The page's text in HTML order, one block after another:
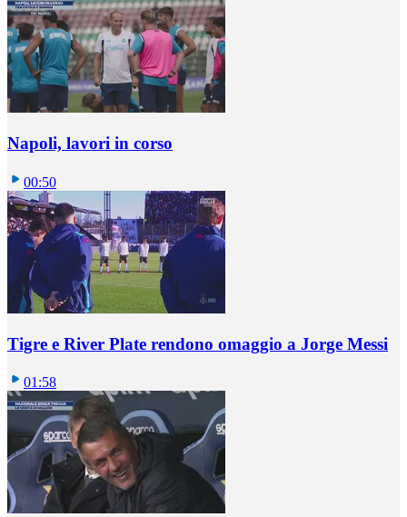
Napoli, lavori in corso
00:50
Tigre e River Plate rendono omaggio a Jorge Messi
01:58